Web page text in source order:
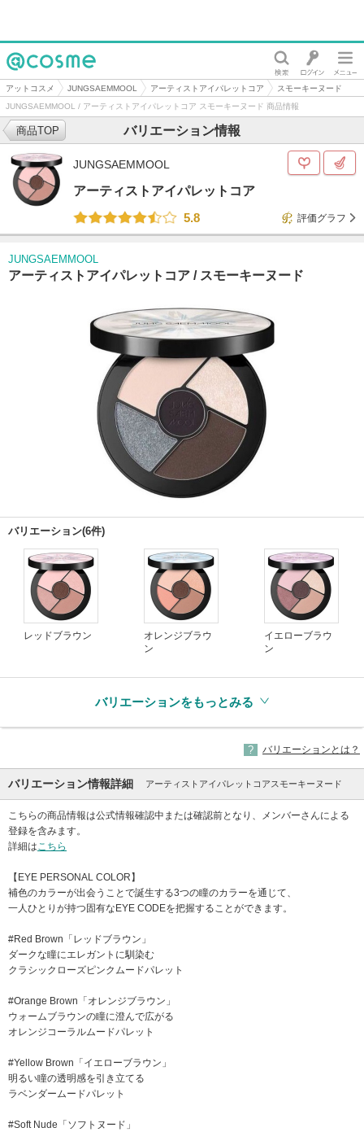
@cosme
アットコスメ JUNGSAEMMOOL アーティストアイパレットコア
スモーキーヌード
JUNGSAEMMOOL / アーティストアイパレットコア スモーキーヌード 商品情報
バリエーション情報
商品TOP
JUNGSAEMMOOL
アーティストアイパレットコア
5.8
評価グラフ
JUNGSAEMMOOL
アーティストアイパレットコア / スモーキーヌード
バリエーション(6件)
レッドブラウン
オレンジブラウ
ン
イエローブラウ
ン
バリエーションをもっとみる
バリエーションとは？
バリエーション情報詳細 アーティストアイパレットコアスモーキーヌード
こちらの商品情報は公式情報確認中または確認前となり、メンバーさんによる
登録を含みます。
詳細はこちら
【EYE PERSONAL COLOR】
補色のカラーが出会うことで誕生する3つの瞳のカラーを通じて、
一人ひとりが持つ固有なEYE CODEを把握することができます。
#Red Brown「レッドブラウン」
ダークな瞳にエレガントに馴染む
クラシックローズピンクムードパレット
#Orange Brown「オレンジブラウン」
ウォームブラウンの瞳に澄んで広がる
オレンジコーラルムードパレット
#Yellow Brown「イエローブラウン」
明るい瞳の透明感を引き立てる
ラベンダームードパレット
#Soft Nude「ソフトヌード」